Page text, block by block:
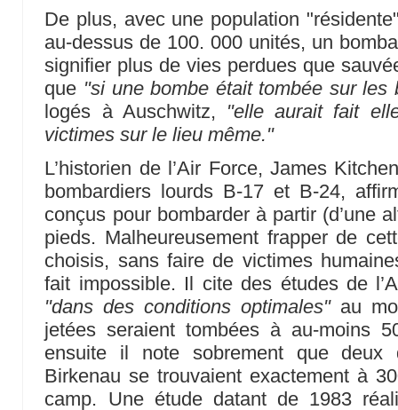
De plus, avec une population
au-dessus de 100. 000 unités, un
signifier plus de vies perdues que
que "si une bombe était tombée sur les
logés à Auschwitz, "elle aurait fait
victimes sur le lieu même."
L’historien de l’Air Force, James
bombardiers lourds B-17 et B-24,
conçus pour bombarder à partir (d’une
pieds. Malheureusement frapper de
choisis, sans faire de victimes
fait impossible. Il cite des études de
"dans des conditions optimales"au
jetées seraient tombées à au-moins
ensuite il note sobrement que
Birkenau se trouvaient exactement à
camp. Une étude datant de 1983